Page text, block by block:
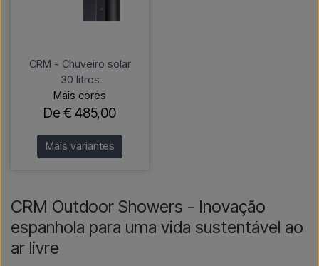
CRM - Chuveiro solar
30 litros
Mais cores
De € 485,00
Mais variantes
CRM Outdoor Showers - Inovação
espanhola para uma vida sustentável ao
ar livre